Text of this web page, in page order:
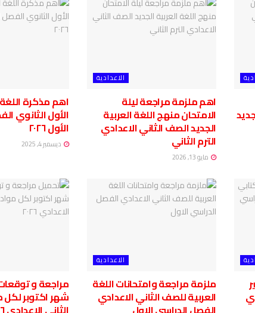
الاعدادية
اهم ملزمة مراجعة ليلة
الامتحان منهج اللغة العربية
الجديد الصف الثاني الاعدادي
الترم الثاني
مايو 13, 2026
اهم مذكرة
الأول الثانوي
الأول ٢٠٢٦
ديسمبر 4, 2025
الاعدادية
ملزمة مراجعة وامتحانات اللغة
العربية للصف الثاني الاعدادي
مراجعة و
شهر اكتوبر